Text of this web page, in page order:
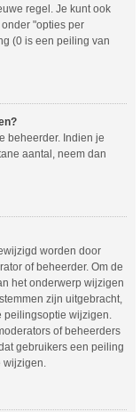
regel. Je kunt ook
"opties per
(0 is een peiling van
beheerder. Indien je
aantal, neem dan
worden door
of beheerder. Om de
het onderwerp wijzigen
zijn uitgebracht,
wijzigen.
of beheerders
gebruikers een peiling